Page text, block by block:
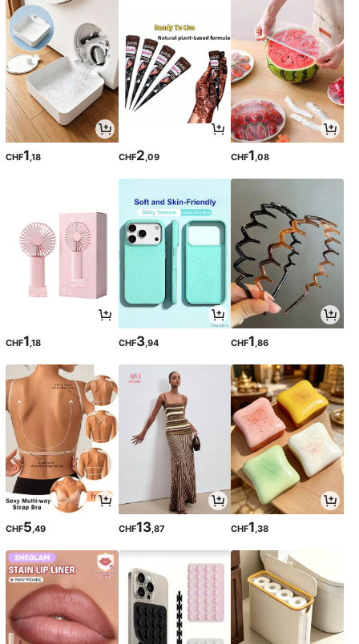
CHF1 ,18 CHF2 ,09 CHF1 ,08
CHF1,18 CHF3,94 CHF1,86
CHF5,49 CHF13,87 CHF1,38